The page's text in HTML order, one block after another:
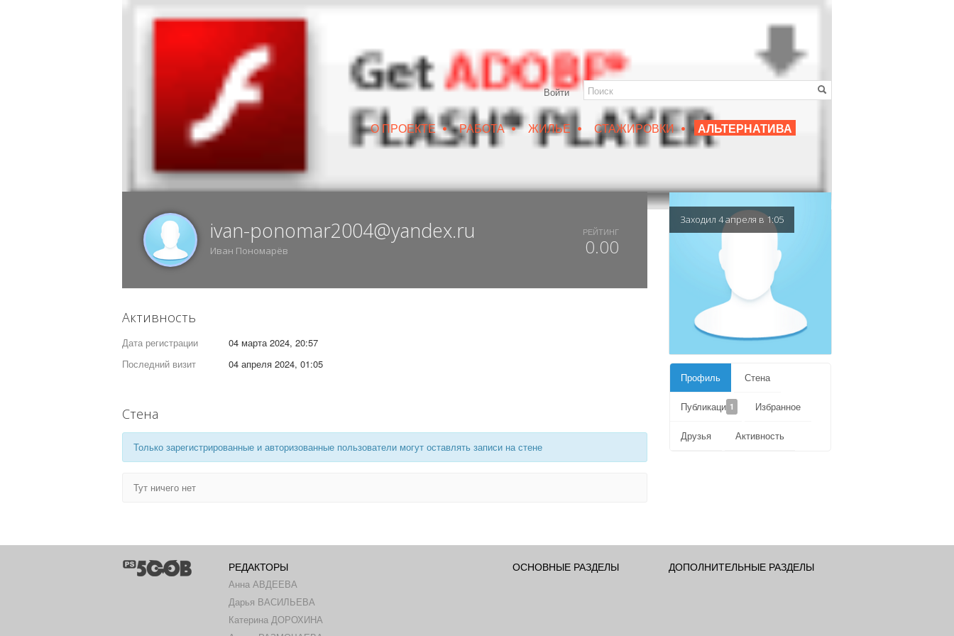
10 АВГУСТА, ПОНЕДЕЛЬНИК, 07:33, ВОРОНЕЖ Войти
О ПРОЕКТЕ • РАБОТА • ЖИЛЬЕ • СТАЖИРОВКИ • АЛЬТЕРНАТИВА
ИЗРУИН/IZRUIN | ВЕСНА 2019 | DUX 20-19 ДОСТУПНЫЙ ВОРОНЕЖ | ЛЮБИМЫЙ ПРЕПОДАВАТЕЛЬ
ivan-ponomar2004@yandex.ru
Иван Пономарёв
РЕЙТИНГ
0.00
Активность
Дата регистрации
04 марта 2024, 20:57
Последний визит
04 апреля 2024, 01:05
Стена
Только зарегистрированные и авторизованные пользователи могут оставлять записи на стене
Тут ничего нет
Заходил 4 апреля в 1:05
Профиль Стена
Публикации1 Избранное
Друзья Активность
РЕДАКТОРЫ
Анна АВДЕЕВА
Дарья ВАСИЛЬЕВА
Катерина ДОРОХИНА
ОСНОВНЫЕ РАЗДЕЛЫ ДОПОЛНИТЕЛЬНЫЕ РАЗДЕЛЫ